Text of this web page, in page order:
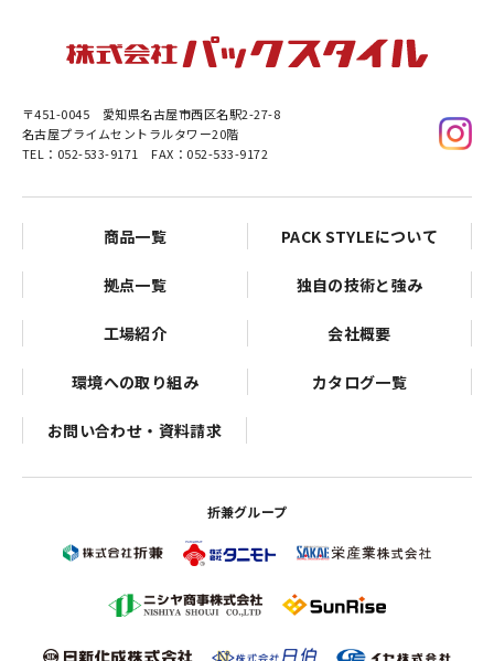
〒451-0045 愛知県名古屋市西区名駅2-27-8
名古屋プライムセントラルタワー20階
TEL：052-533-9171 FAX：052-533-9172
商品一覧 PACK STYLEについて
拠点一覧 独自の技術と強み
工場紹介 会社概要
環境への取り組み カタログ一覧
お問い合わせ・資料請求
折兼グループ